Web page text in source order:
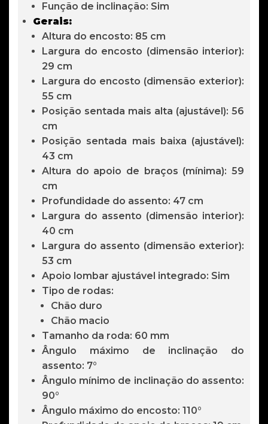
Função de inclinação: Sim
Gerais:
Altura do encosto: 85 cm
Largura do encosto (dimensão interior):
29 cm
Largura do encosto (dimensão exterior):
55 cm
Posição sentada mais alta (ajustável): 56
cm
Posição sentada mais baixa (ajustável):
43 cm
Altura do apoio de braços (mínima): 59
cm
Profundidade do assento: 47 cm
Largura do assento (dimensão interior):
40 cm
Largura do assento (dimensão exterior):
53 cm
Apoio lombar ajustável integrado: Sim
Tipo de rodas:
Chão duro
Chão macio
Tamanho da roda: 60 mm
Ângulo máximo de inclinação do
assento: 7°
Ângulo mínimo de inclinação do assento:
90°
Ângulo máximo do encosto: 110°